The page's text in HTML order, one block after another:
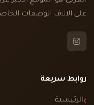
على الالاف الوصفات
روابط سريعة
الرئيسية